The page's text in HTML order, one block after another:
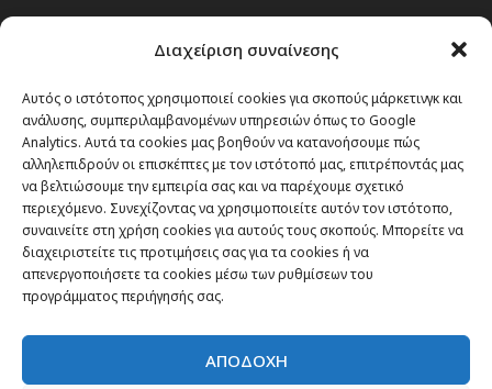
Διαχείριση συναίνεσης
Αυτός ο ιστότοπος χρησιμοποιεί cookies για σκοπούς μάρκετινγκ και
ανάλυσης, συμπεριλαμβανομένων υπηρεσιών όπως το Google
Analytics. Αυτά τα cookies μας βοηθούν να κατανοήσουμε πώς
αλληλεπιδρούν οι επισκέπτες με τον ιστότοπό μας, επιτρέποντάς μας
να βελτιώσουμε την εμπειρία σας και να παρέχουμε σχετικό
περιεχόμενο. Συνεχίζοντας να χρησιμοποιείτε αυτόν τον ιστότοπο,
συναινείτε στη χρήση cookies για αυτούς τους σκοπούς. Μπορείτε να
διαχειριστείτε τις προτιμήσεις σας για τα cookies ή να
απενεργοποιήσετε τα cookies μέσω των ρυθμίσεων του
προγράμματος περιήγησής σας.
ΑΠΟΔΟΧΗ
Passenger στον κόσμο
TRAVEL NEWS
Οργάνωσε το ταξίδι σου
CITY and CULTURE